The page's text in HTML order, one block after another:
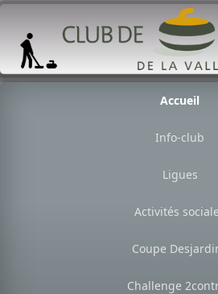
Accueil
Info-club
Ligues
Activités
Coupe
Challenge